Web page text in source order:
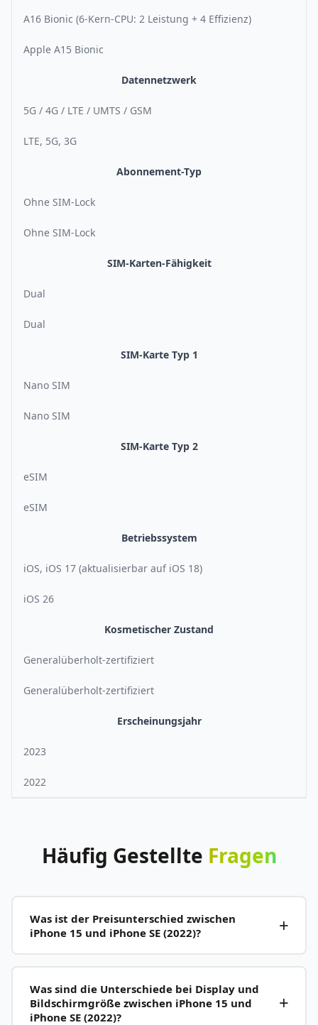
A16 Bionic (6-Kern-CPU: 2 Leistung + 4 Effizienz)
Apple A15 Bionic
Datennetzwerk
5G / 4G / LTE / UMTS / GSM
LTE, 5G, 3G
Abonnement-Typ
Ohne SIM-Lock
Ohne SIM-Lock
SIM-Karten-Fähigkeit
Dual
Dual
SIM-Karte Typ 1
Nano SIM
Nano SIM
SIM-Karte Typ 2
eSIM
eSIM
Betriebssystem
iOS, iOS 17 (aktualisierbar auf iOS 18)
iOS 26
Kosmetischer Zustand
Generalüberholt-zertifiziert
Generalüberholt-zertifiziert
Erscheinungsjahr
2023
2022
Häufig Gestellte Fragen
Was ist der Preisunterschied zwischen
iPhone 15 und iPhone SE (2022)?
Was sind die Unterschiede bei Display und
Bildschirmgröße zwischen iPhone 15 und
iPhone SE (2022)?